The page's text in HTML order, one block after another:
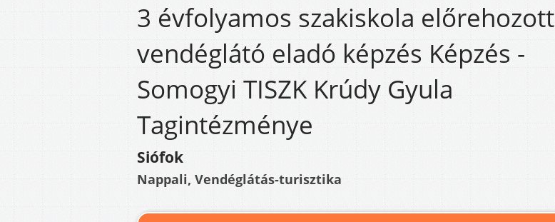
3 évfolyamos szakiskola előrehozott
vendéglátó eladó képzés Képzés -
Somogyi TISZK Krúdy Gyula
Tagintézménye
Siófok
Nappali, Vendéglátás-turisztika